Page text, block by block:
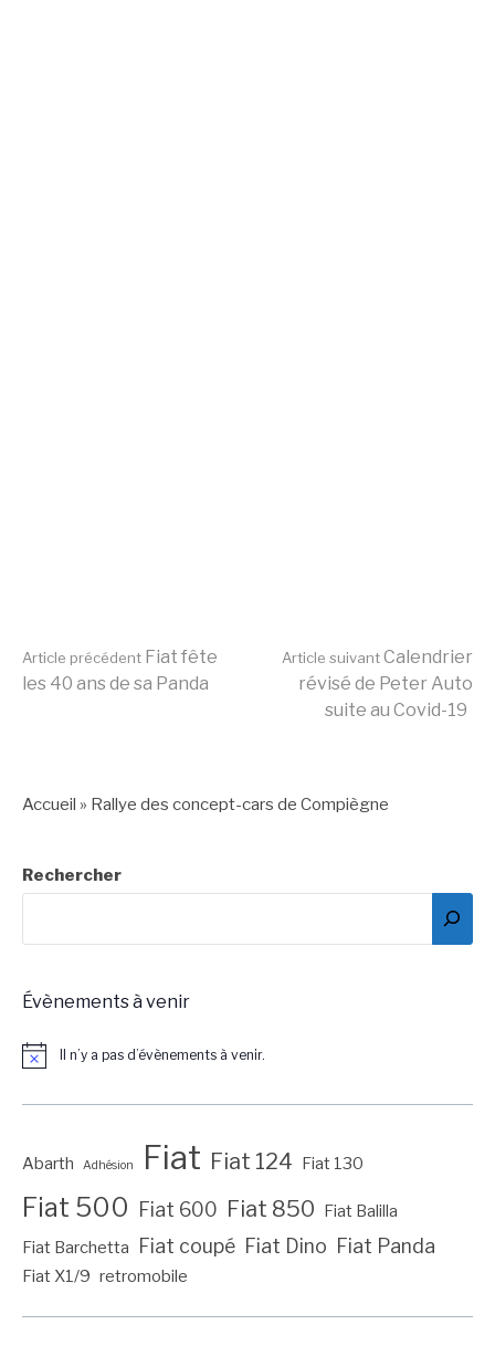
Lire
suite
Article précédent Fiat fête
les 40 ans de sa Panda
Article suivantCalendrier
révisé de Peter Auto
suite au Covid-19
Accueil » Rallye des concept-cars de Compiègne
Rechercher
Évènements à venir
NoticeIl n’y a pas d’évènements à venir.
Abarth Adhésion Fiat Fiat 124 Fiat 130
Fiat 500 Fiat 600 Fiat 850 Fiat Balilla
Fiat Barchetta
Fiat coupé Fiat Dino Fiat Panda
Fiat X1/9 retromobile